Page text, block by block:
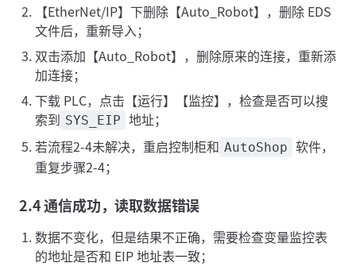
【EtherNet/IP】下删除【Auto_Robot】，删除 EDS
文件后，重新导入；
双击添加【Auto_Robot】，删除原来的连接，重新添
加连接；
下载 PLC，点击【运行】【监控】，检查是否可以搜
索到 SYS_EIP 地址；
若流程2-4未解决，重启控制柜和 AutoShop 软件，
重复步骤2-4；
2.4 通信成功，读取数据错误
数据不变化，但是结果不正确，需要检查变量监控表
的地址是否和 EIP 地址表一致；